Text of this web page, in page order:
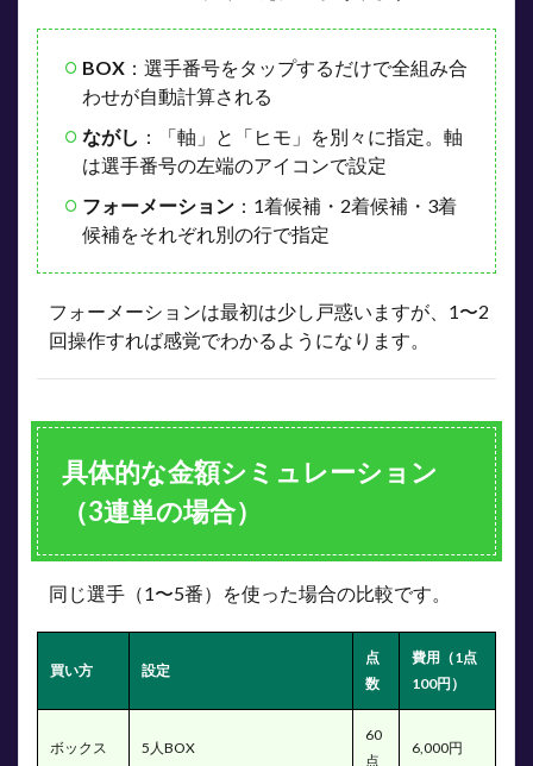
BOX ：選手番号をタップするだけで全組み合
わせが自動計算される
ながし ：「軸」と「ヒモ」を別々に指定。軸
は選手番号の左端のアイコンで設定
フォーメーション ：1着候補・2着候補・3着
候補をそれぞれ別の行で指定
フォーメーションは最初は少し戸惑いますが、1〜2
回操作すれば感覚でわかるようになります。
具体的な金額シミュレーション
（3連単の場合）
同じ選手（1〜5番）を使った場合の比較です。
買い方 設定
点
数
費用（1点
100円）
ボックス 5人BOX
60
点
6,000円